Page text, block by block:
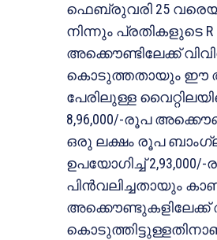
ഫെബ്രുവരി 25
നിന്നും പ്രതികളുടെ R
അക്കൌണ്ടിലേക്ക്
കൊടുത്തതായും ഈ
പേരിലുള്ള
8,96,000/-രൂപ
ഒരു ലക്ഷം രൂപ
ഉപയോഗിച്ച്
പിൻവലിച്ചതായും
അക്കൌണ്ടുകളിലേക്ക്